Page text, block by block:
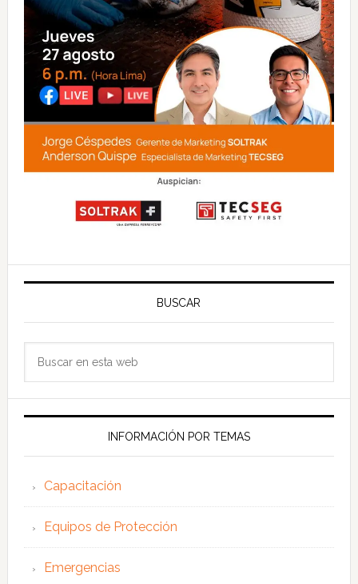
BUSCAR
web
INFORMACIÓN POR TEMAS
Capacitación
Equipos de Protección
Emergencias